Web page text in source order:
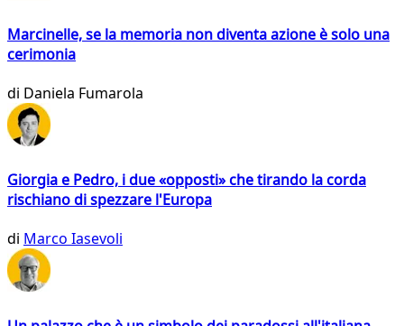
Marcinelle, se la memoria non diventa azione è solo una
cerimonia
di Daniela Fumarola
Giorgia e Pedro, i due «opposti» che tirando la corda
rischiano di spezzare l'Europa
di Marco Iasevoli